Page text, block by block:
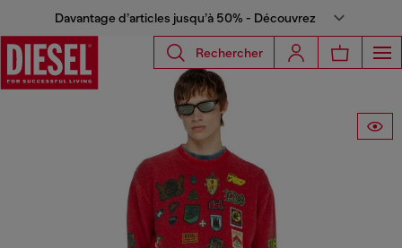
Davantage d’articles jusqu’à 50% - Découvrez
Rechercher